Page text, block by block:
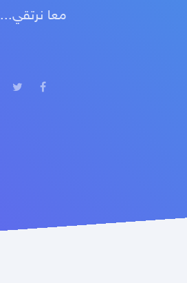
معا نرتقي...